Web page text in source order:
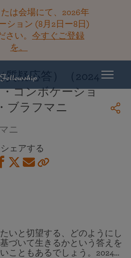
は会場にて、2026年
ション (8月2日ー8日)
さい。 今すぐご登録
を。
る
質疑応答）（2024
コンボケーショ
ブラフマニ
ニ
シェアする
いと切望する、どのようにし
づいて生きるかという答えを
こともあるでしょう。2024年